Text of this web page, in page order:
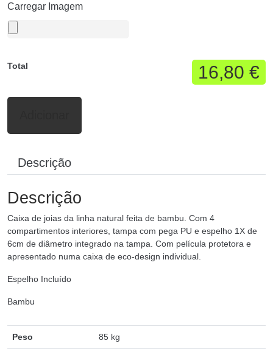
Carregar Imagem
Total 16,80 €
Descrição
Descrição
Caixa de joias da linha natural feita de bambu. Com 4
compartimentos interiores, tampa com pega PU e espelho 1X de
6cm de diâmetro integrado na tampa. Com película protetora e
apresentado numa caixa de eco-design individual.
Espelho Incluído
Bambu
Peso 85 kg